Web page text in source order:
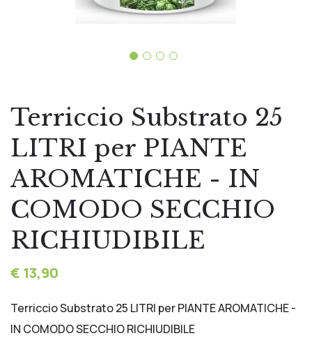
Terriccio Substrato 25
LITRI per PIANTE
AROMATICHE - IN
COMODO SECCHIO
RICHIUDIBILE
€ 13,90
Terriccio Substrato 25 LITRI per PIANTE AROMATICHE -
IN COMODO SECCHIO RICHIUDIBILE